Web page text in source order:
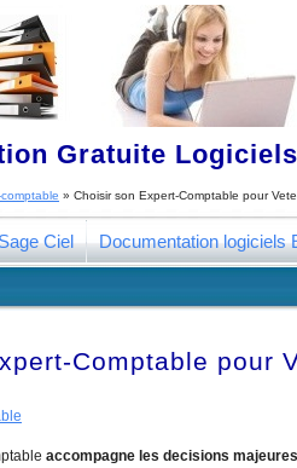
Gratuite
» Choisir son Expert-Comptable pour
Ciel Documentation logiciels
Comptable pour
accompagne les decisions majeures